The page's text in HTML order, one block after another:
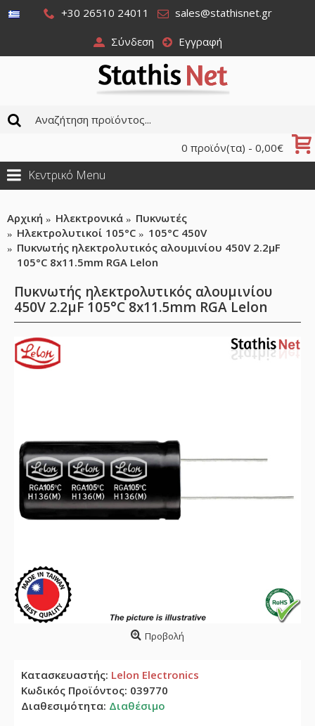
+30 26510 24011 sales@stathisnet.gr
Σύνδεση Εγγραφή
0 προϊόν(τα) - 0,00€
Κεντρικό Menu
Αρχική Ηλεκτρονικά
Πυκνωτές
Ηλεκτρολυτικοί 105°C
105°C 450V
Πυκνωτής ηλεκτρολυτικός αλουμινίου 450V 2.2μF
105°C 8x11.5mm RGA Lelon
Πυκνωτής ηλεκτρολυτικός αλουμινίου
450V 2.2μF 105°C 8x11.5mm RGA Lelon
Προβολή
Κατασκευαστής: Lelon Electronics
Κωδικός Προϊόντος: 039770
Διαθεσιμότητα: Διαθέσιμο